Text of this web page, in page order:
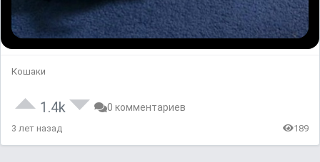
Кошаки
1.4k 0 комментариев
3 лет назад 189